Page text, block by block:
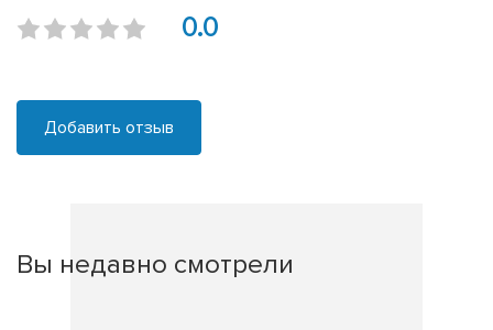
0.0
Добавить отзыв
Вы недавно смотрели